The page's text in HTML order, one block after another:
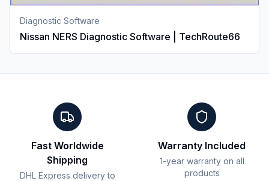
Diagnostic Software
Nissan NERS Diagnostic Software | TechRoute66
Fast Worldwide
Shipping
DHL Express delivery to
Warranty Included
1-year warranty on all
products